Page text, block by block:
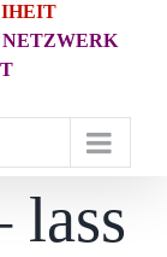
lass